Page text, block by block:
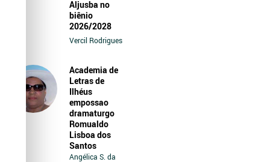
Aljusba no
biênio
2026/2028
Vercil Rodrigues
Academia de
Letras de
Ilhéus
empossao
dramaturgo
Romualdo
Lisboa dos
Santos
Angélica S. da